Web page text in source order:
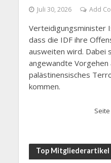
Juli 30, 2026 Add
Verteidigungsminister
dass die IDF ihre
ausweiten wird. Dabei
angewandte
palästinensisches
kommen.
Top Mitgliederartikel